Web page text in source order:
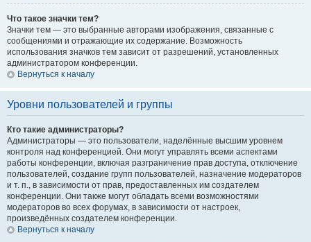
Что такое значки тем?
Значки тем — это выбранные авторами изображения, связанные с
сообщениями и отражающие их содержание. Возможность
использования значков тем зависит от разрешений, установленных
администратором конференции.
Вернуться к началу
Уровни пользователей и группы
Кто такие администраторы?
Администраторы — это пользователи, наделённые высшим уровнем
контроля над конференцией. Они могут управлять всеми аспектами
работы конференции, включая разграничение прав доступа, отключение
пользователей, создание групп пользователей, назначение модераторов
и т. п., в зависимости от прав, предоставленных им создателем
конференции. Они также могут обладать всеми возможностями
модераторов во всех форумах, в зависимости от настроек,
произведённых создателем конференции.
Вернуться к началу